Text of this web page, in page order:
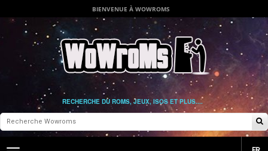
BIENVENUE À WOWROMS
RECHERCHE DU ROMS, JEUX, ISOS ET PLUS....